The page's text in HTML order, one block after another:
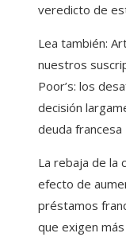
veredicto de
Lea también:
nuestros
Poor’s: los
decisión
deuda francesa
La rebaja de la
efecto de
préstamos
que exigen